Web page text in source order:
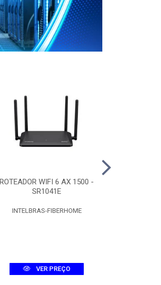
ROTEADOR WIFI 6 AX 1500 -
SR1041E
INTELBRAS-FIBERHOME
VER PREÇO